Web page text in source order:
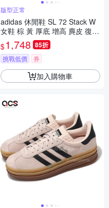
版型正常
adidas 休閒鞋 SL 72 Stack W
女鞋 棕 黃 厚底 增高 麂皮 復古
愛迪達 JQ6420
$1,748 85折
挑戰低價 券
加入購物車